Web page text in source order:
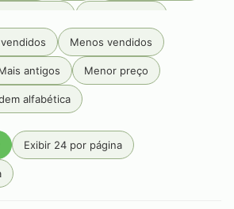
Rocca Sabarabuçu Santa Rosa
Serra Do Condado
Serra dos Garcias
de Aiuru Tiê Unique
Menos vendidos
antigos Menor preço
alfabética
Exibir 24 por página